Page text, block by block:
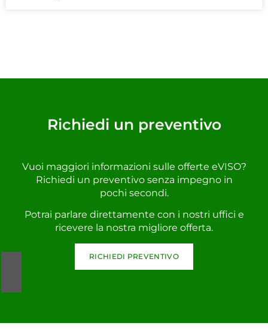
Richiedi un preventivo
Vuoi maggiori informazioni sulle offerte eVISO?
Richiedi un preventivo senza impegno in
pochi secondi.
Potrai parlare direttamente con i nostri uffici e
ricevere la nostra migliore offerta.
RICHIEDI PREVENTIVO